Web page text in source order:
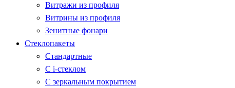
Витражи из профиля
Витрины из профиля
Зенитные фонари
Стеклопакеты
Стандартные
С i-стеклом
С зеркальным покрытием